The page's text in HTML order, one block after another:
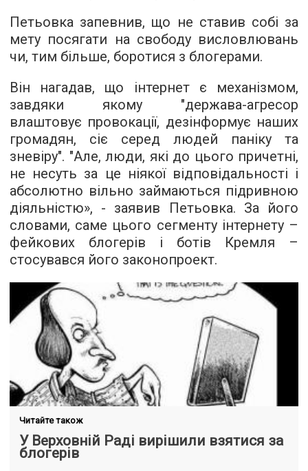
Петьовка запевнив, що не ставив собі за
мету посягати на свободу висловлювань
чи, тим більше, боротися з блогерами.
Він нагадав, що інтернет є механізмом,
завдяки якому "держава-агресор
влаштовує провокації, дезінформує наших
громадян, сіє серед людей паніку та
зневіру". "Але, люди, які до цього причетні,
не несуть за це ніякої відповідальності і
абсолютно вільно займаються підривною
діяльністю», - заявив Петьовка. За його
словами, саме цього сегменту інтернету –
фейкових блогерів і ботів Кремля –
стосувався його законопроект.
Читайте також
У Верховній Раді вирішили взятися за
блогерів